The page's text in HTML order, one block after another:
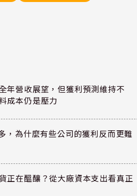
年營收展望，但獲利預測維持不
成本仍是壓力
，為什麼有些公司的獲利反而更難
正在醞釀？從大廠資本支出看真正